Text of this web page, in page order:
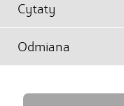
Cytaty
Odmiana